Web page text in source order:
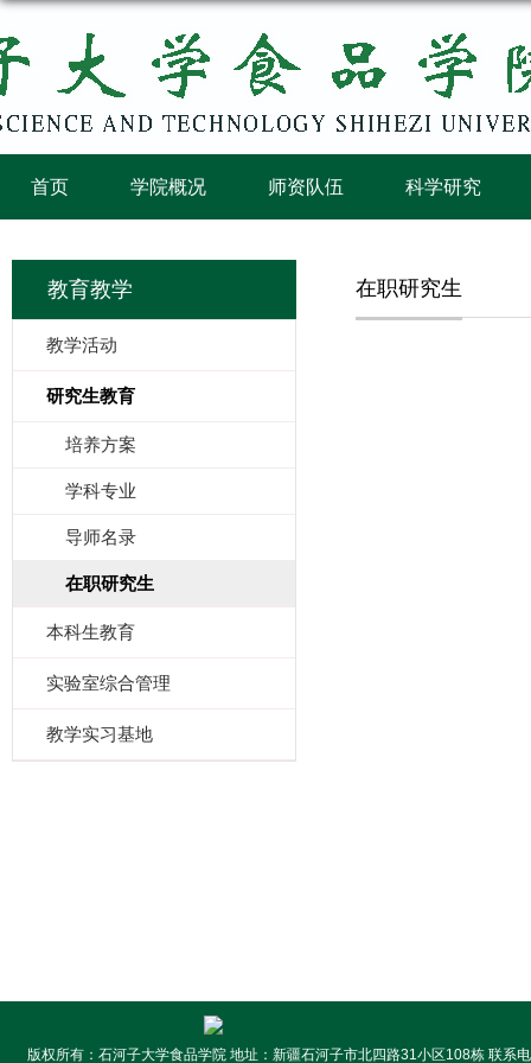
首页 学院概况 师资队伍 科学研究
教育教学
教学活动
研究生教育
培养方案
学科专业
导师名录
在职研究生
本科生教育
实验室综合管理
教学实习基地
在职研究生
版权所有：石河子大学食品学院 地址：新疆石河子市北四路31小区108栋 联系